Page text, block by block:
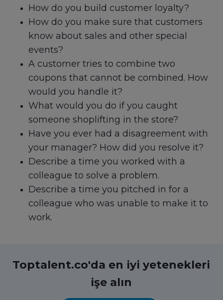
How do you build customer loyalty?
How do you make sure that customers
know about sales and other special
events?
A customer tries to combine two
coupons that cannot be combined. How
would you handle it?
What would you do if you caught
someone shoplifting in the store?
Have you ever had a disagreement with
your manager? How did you resolve it?
Describe a time you worked with a
colleague to solve a problem.
Describe a time you pitched in for a
colleague who was unable to make it to
work.
Toptalent.co'da en iyi yetenekleri
işe alın